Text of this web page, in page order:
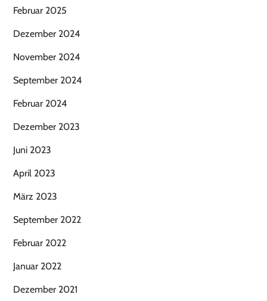
Februar 2025
Dezember 2024
November 2024
September 2024
Februar 2024
Dezember 2023
Juni 2023
April 2023
März 2023
September 2022
Februar 2022
Januar 2022
Dezember 2021